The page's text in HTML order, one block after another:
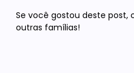
Se você gostou deste
outras famílias!